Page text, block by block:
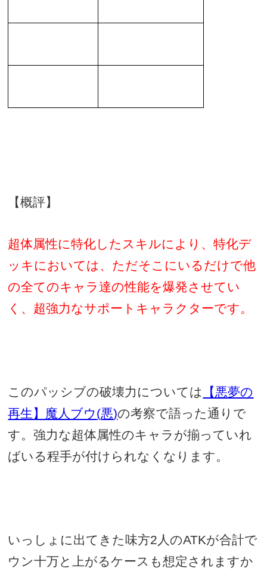
【概評】
超体属性に特化したスキルにより、特化デ
ッキにおいては、ただそこにいるだけで他
の全てのキャラ達の性能を爆発させてい
く、超強力なサポートキャラクターです。
このパッシブの破壊力については
【悪夢の
再生】魔人ブウ (悪)の考察で語った通りで
す。強力な超体属性のキャラが揃っていれ
ばいる程手が付けられなくなります。
いっしょに出てきた味方2人のATKが合計で
ウン十万と上がるケースも想定されますか